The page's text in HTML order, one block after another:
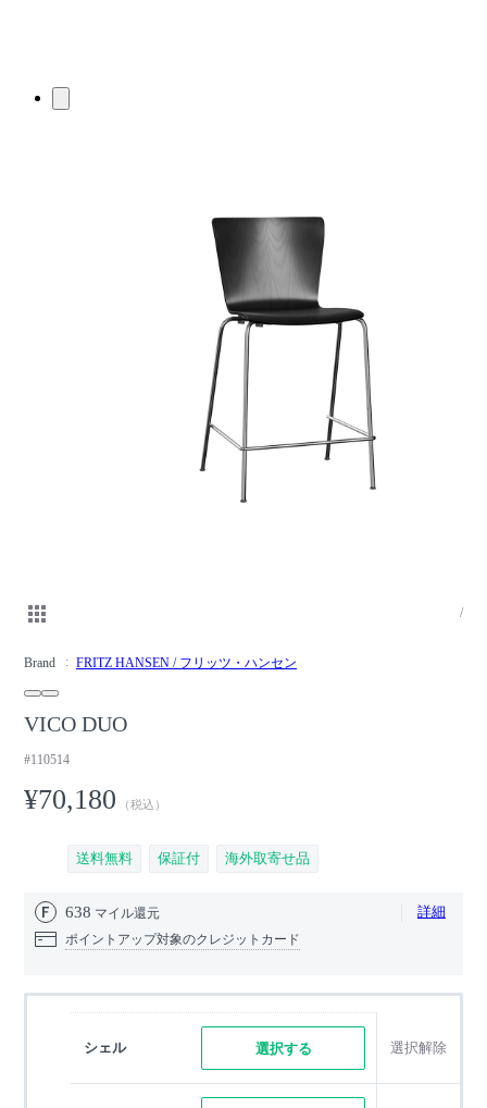
/
Brand FRITZ HANSEN / フリッツ・ハンセン
VICO DUO
#110514
¥70,180 （税込）
送料無料 保証付 海外取寄せ品
638 マイル還元 詳細
ポイントアップ対象のクレジットカード
シェル 選択する 選択解除